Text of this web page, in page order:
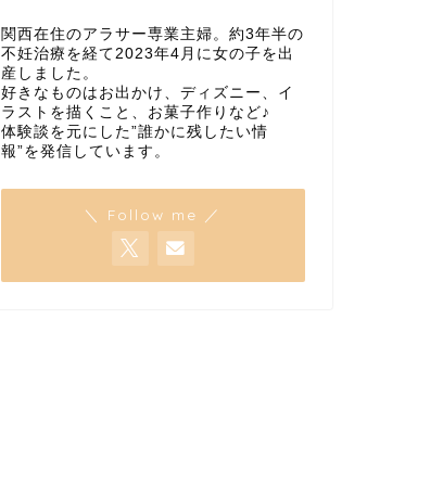
関西在住のアラサー専業主婦。約3年半の
不妊治療を経て2023年4月に女の子を出
産しました。
好きなものはお出かけ、ディズニー、イ
ラストを描くこと、お菓子作りなど♪
体験談を元にした”誰かに残したい情
報”を発信しています。
＼ Follow me ／